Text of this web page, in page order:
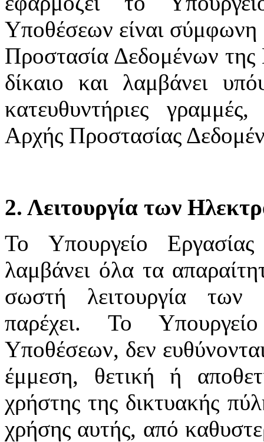
Υποθέσεων είναι σύμφωνη
Προστασία Δεδομένων
δίκαιο και λαμβάνει
κατευθυντήριες
Αρχής Προστασίας
2. Λειτουργία των
Το Υπουργείο
λαμβάνει όλα τα
σωστή λειτουργία των
παρέχει. Το
Υποθέσεων, δεν
έμμεση, θετική ή
χρήστης της δικτυακής
χρήσης αυτής, από